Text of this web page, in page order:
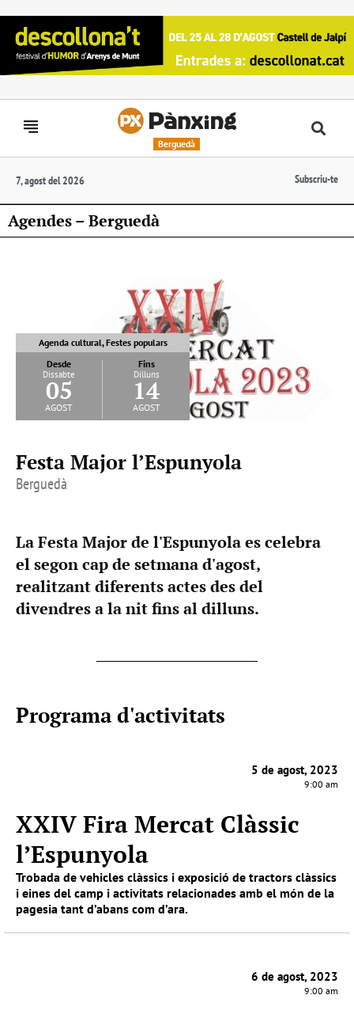
Berguedà
7, agost del 2026 Subscriu-te
Agendes – Berguedà
Agenda cultural, Festes populars
Desde
Dissabte
05
agost
Fins
Dilluns
14
agost
Festa Major l’Espunyola
Berguedà
La Festa Major de l'Espunyola es celebra
el segon cap de setmana d'agost,
realitzant diferents actes des del
divendres a la nit fins al dilluns.
Programa d'activitats
5 de agost, 2023
9:00 am
XXIV Fira Mercat Clàssic
l’Espunyola
Trobada de vehicles clàssics i exposició de tractors clàssics
i eines del camp i activitats relacionades amb el món de la
pagesia tant d’abans com d’ara.
6 de agost, 2023
9:00 am